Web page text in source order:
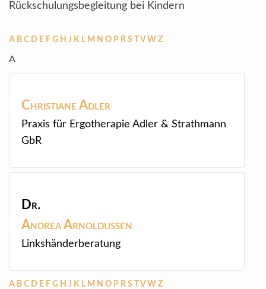
Rückschulungsbegleitung bei Kindern
A B C D E F G H J K L M N O P R S V W Z
A
Christiane Adler
Praxis für Ergotherapie Adler & Strathmann
GbR
Dr.
AndreaArnoldussen
Linkshänderberatung
A B C D E F G H J K L M N O P R S TV W Z